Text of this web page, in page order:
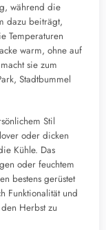
während die
dazu beiträgt,
Temperaturen
warm, ohne auf
sie zum
Stadtbummel
Stil
oder dicken
Kühle. Das
oder feuchtem
bestens gerüstet
Funktionalität und
Herbst zu